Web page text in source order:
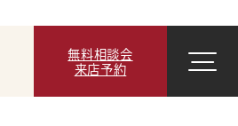
無料相談会
来店予約